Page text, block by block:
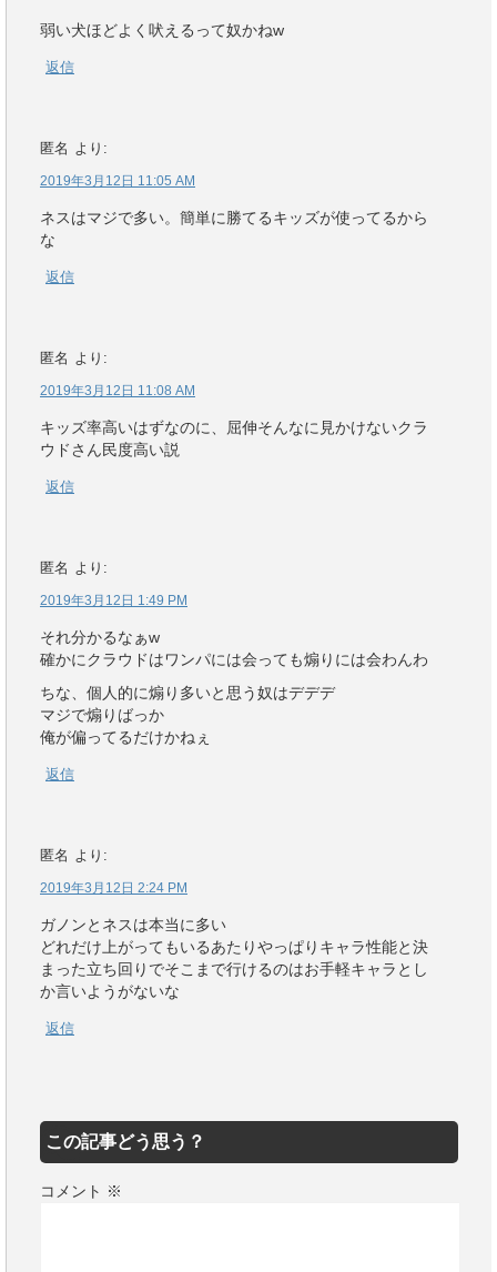
弱い犬ほどよく吠えるって奴かねw
返信
匿名 より:
2019年3月12日 11:05 AM
ネスはマジで多い。簡単に勝てるキッズが使ってるから
な
返信
匿名 より:
2019年3月12日 11:08 AM
キッズ率高いはずなのに、屈伸そんなに見かけないクラ
ウドさん民度高い説
返信
匿名 より:
2019年3月12日 1:49 PM
それ分かるなぁw
確かにクラウドはワンパには会っても煽りには会わんわ
ちな、個人的に煽り多いと思う奴はデデデ
マジで煽りばっか
俺が偏ってるだけかねぇ
返信
匿名 より:
2019年3月12日 2:24 PM
ガノンとネスは本当に多い
どれだけ上がってもいるあたりやっぱりキャラ性能と決
まった立ち回りでそこまで行けるのはお手軽キャラとし
か言いようがないな
返信
この記事どう思う？
コメント ※